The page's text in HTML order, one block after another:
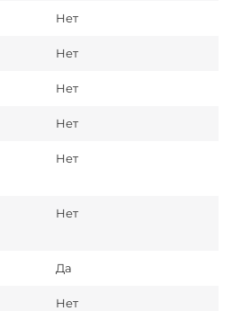
Нет
Нет
Нет
Нет
Нет
Нет
Да
Нет